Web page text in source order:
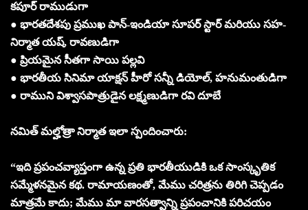
కపూర్ రాముడుగా
● భారతదేశపు ప్రముఖ పాన్-ఇండియా సూపర్ స్టార్ మరియు సహ-
నిర్మాత యష్, రావణుడిగా
● ప్రియమైన సీతగా సాయి పల్లవి
● భారతీయ సినిమా యాక్షన్ హీరో సన్నీ డియోల్, హనుమంతుడిగా
● రాముని విశ్వాసపాత్రుడైన లక్ష్మణుడిగా రవి దూబే
నమిత్ మల్హోత్రా నిర్మాత ఇలా స్పందించారు:
“ఇది ప్రపంచవ్యాప్తంగా ఉన్న ప్రతి భారతీయుడికి ఒక సాంస్కృతిక
సమ్మేళనమైన కథ. రామాయణంతో, మేము చరిత్రను తిరిగి చెప్పడం
మాత్రమే కాదు; మేము మా వారసత్వాన్ని ప్రపంచానికి పరిచయం